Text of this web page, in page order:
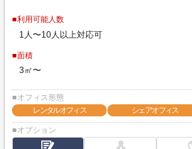
■利用可能人数
1人〜10人以上対応可
■面積
3㎡〜
■オフィス形態
レンタルオフィス
シェアオフィス
■オプション